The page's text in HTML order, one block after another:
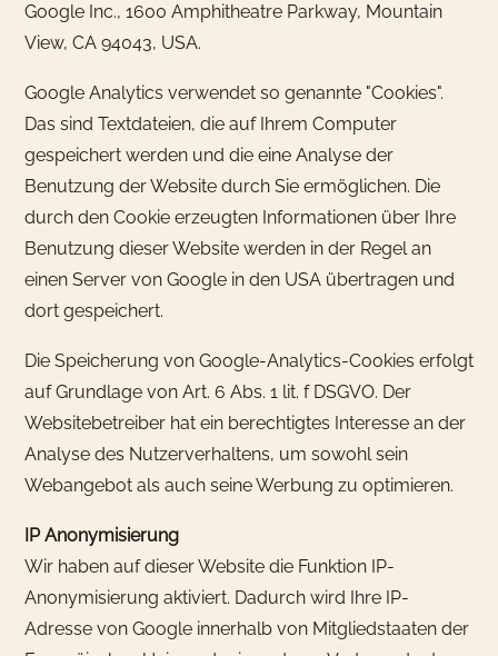
Google Inc., 1600 Amphitheatre Parkway, Mountain
View, CA 94043, USA.
Google Analytics verwendet so genannte "Cookies".
Das sind Textdateien, die auf Ihrem Computer
gespeichert werden und die eine Analyse der
Benutzung der Website durch Sie ermöglichen. Die
durch den Cookie erzeugten Informationen über Ihre
Benutzung dieser Website werden in der Regel an
einen Server von Google in den USA übertragen und
dort gespeichert.
Die Speicherung von Google-Analytics-Cookies erfolgt
auf Grundlage von Art. 6 Abs. 1 lit. f DSGVO. Der
Websitebetreiber hat ein berechtigtes Interesse an der
Analyse des Nutzerverhaltens, um sowohl sein
Webangebot als auch seine Werbung zu optimieren.
IP Anonymisierung
Wir haben auf dieser Website die Funktion IP-
Anonymisierung aktiviert. Dadurch wird Ihre IP-
Adresse von Google innerhalb von Mitgliedstaaten der